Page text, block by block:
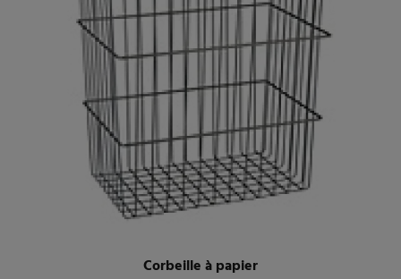
Corbeille à papier